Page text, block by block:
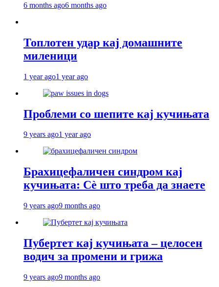
6 months ago6 months ago
Топлотен удар кај домашните
миленици
1 year ago1 year ago
Проблеми со шепите кај кучињата
9 years ago1 year ago
Брахицефаличен синдром кај
кучињата: Сè што треба да знаете
9 years ago9 months ago
Пубертет кај кучињата – целосен
водич за промени и грижа
9 years ago9 months ago